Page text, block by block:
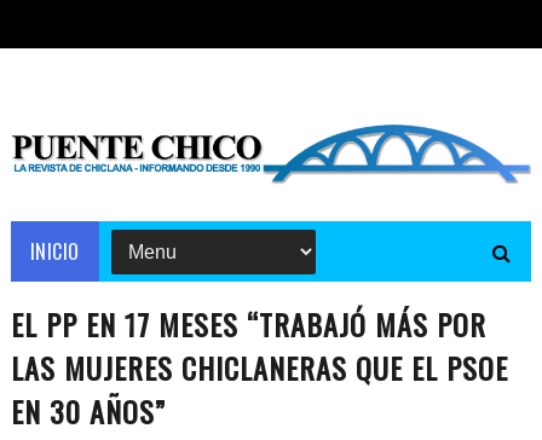
INICIO
EL PP EN 17 MESES “TRABAJÓ MÁS POR
LAS MUJERES CHICLANERAS QUE EL PSOE
EN 30 AÑOS”